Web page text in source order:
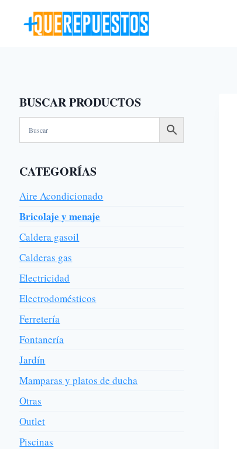
contenido
BUSCAR PRODUCTOS
CATEGORÍAS
Aire Acondicionado
Bricolaje y menaje
Caldera gasoil
Calderas gas
Electricidad
Electrodomésticos
Ferretería
Fontanería
Jardín
Mamparas y platos de ducha
Otras
Outlet
Piscinas